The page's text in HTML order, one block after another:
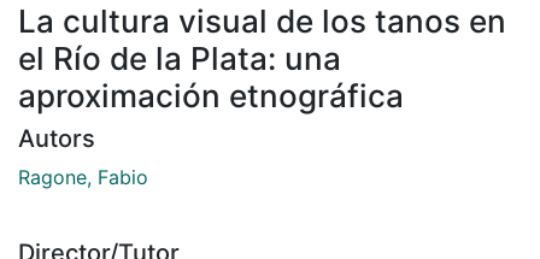
La cultura visual de los tanos en
el Río de la Plata: una
aproximación etnográfica
Autors
Ragone, Fabio
Director/Tutor